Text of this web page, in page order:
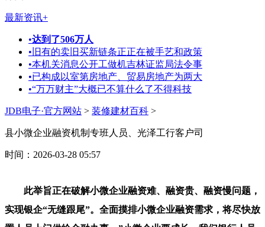
最新资讯+
•达到了506万人
• 旧有的卖旧买新链条正正在被手艺和政策
•本机关消息公开工做机吉林证监局法令事
•已构成以室第房地产、贸易房地产为两大
•“万万财主”大概已不算什么了不得科技
JDB电子·官方网站 > 装修建材百科 >
县小微企业融资机制专班人员、光泽工行客户司
时间：2026-03-28 05:57
此举旨正在破解小微企业融资难、融资贵、融资慢问题，
实现银企“无缝跟尾”。全面摸排小微企业融资需求，将尽快放